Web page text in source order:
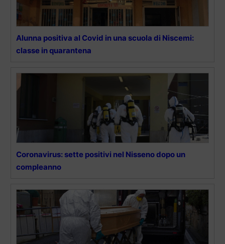
Alunna positiva al Covid in una scuola di Niscemi:
classe in quarantena
Coronavirus: sette positivi nel Nisseno dopo un
compleanno